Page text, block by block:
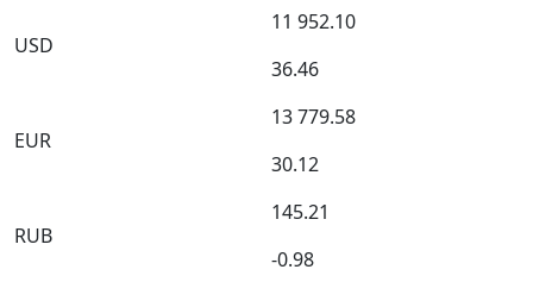
USD
11 952.10
36.46
EUR
13 779.58
30.12
RUB
145.21
-0.98